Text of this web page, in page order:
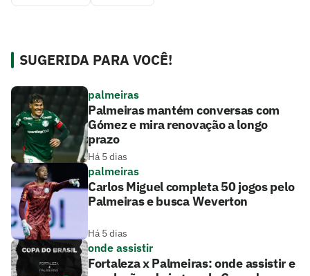
SUGERIDA PARA VOCÊ!
palmeiras
Palmeiras mantém conversas com
Gómez e mira renovação a longo
prazo
Há 5 dias
palmeiras
Carlos Miguel completa 50 jogos pelo
Palmeiras e busca Weverton
Há 5 dias
onde assistir
Fortaleza x Palmeiras: onde assistir e